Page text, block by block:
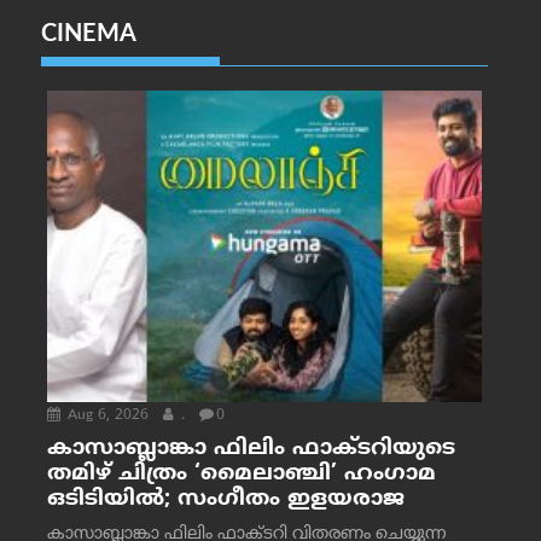
CINEMA
Aug 6, 2026 . 0
കാസാബ്ലാങ്കാ ഫിലിം ഫാക്ടറിയുടെ
തമിഴ് ചിത്രം ‘മൈലാഞ്ചി’ ഹംഗാമ
ഒടിടിയിൽ; സംഗീതം ഇളയരാജ
കാസാബ്ലാങ്കാ ഫിലിം ഫാക്ടറി വിതരണം ചെയ്യുന്ന